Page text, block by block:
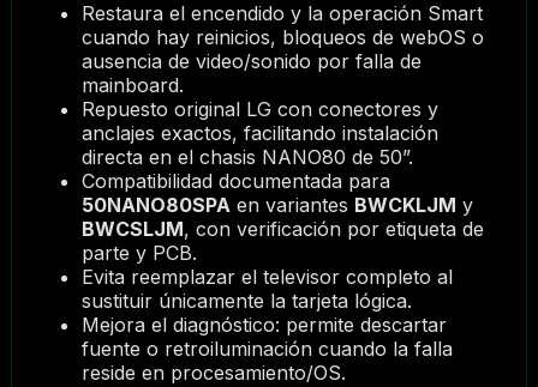
Restaura el encendido y la operación Smart
cuando hay reinicios, bloqueos de webOS o
ausencia de video/sonido por falla de
mainboard.
Repuesto original LG con conectores y
anclajes exactos, facilitando instalación
directa en el chasis NANO80 de 50”.
Compatibilidad documentada para
50NANO80SPAen variantes BWCKLJM y
BWCSLJM, con verificación por etiqueta de
parte y PCB.
Evita reemplazar el televisor completo al
sustituir únicamente la tarjeta lógica.
Mejora el diagnóstico: permite descartar
fuente o retroiluminación cuando la falla
reside en procesamiento/OS.